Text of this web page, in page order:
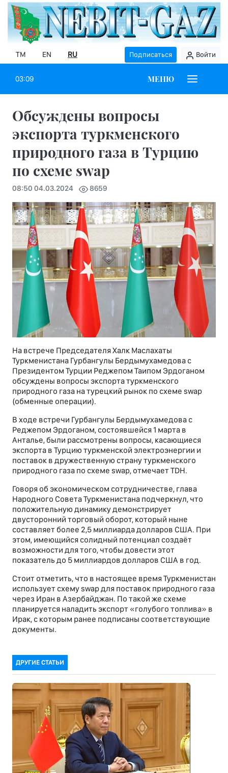
TM EN RU Подписаться Войти
03:09 МЕНЮ
Обсуждены вопросы
экспорта туркменского
природного газа в Турцию
по схеме swap
08:50 04.03.2024 8659
На встрече Председателя Халк Маслахаты
Туркменистана Гурбангулы Бердымухамедова с
Президентом Турции Реджепом Таипом Эрдоганом
обсуждены вопросы экспорта туркменского
природного газа на турецкий рынок по схеме swap
(обменные операции).
В ходе встречи Гурбангулы Бердымухамедова с
Реджепом Эрдоганом, состоявшейся 1 марта в
Анталье, были рассмотрены вопросы, касающиеся
экспорта в Турцию туркменской электроэнергии и
поставок в дружественную страну туркменского
природного газа по схеме swap, отмечает TDH.
Говоря об экономическом сотрудничестве, глава
Народного Совета Туркменистана подчеркнул, что
положительную динамику демонстрирует
двусторонний торговый оборот, который ныне
составляет более 2,5 миллиарда долларов США. При
этом, имеющийся солидный потенциал создаёт
возможности для того, чтобы довести этот
показатель до 5 миллиардов долларов США в год.
Стоит отметить, что в настоящее время Туркменистан
использует схему swap для поставок природного газа
через Иран в Азербайджан. По такой же схеме
планируется наладить экспорт «голубого топлива» в
Ирак, с которым ранее подписаны соответствующие
документы.
ДРУГИЕ СТАТЬИ